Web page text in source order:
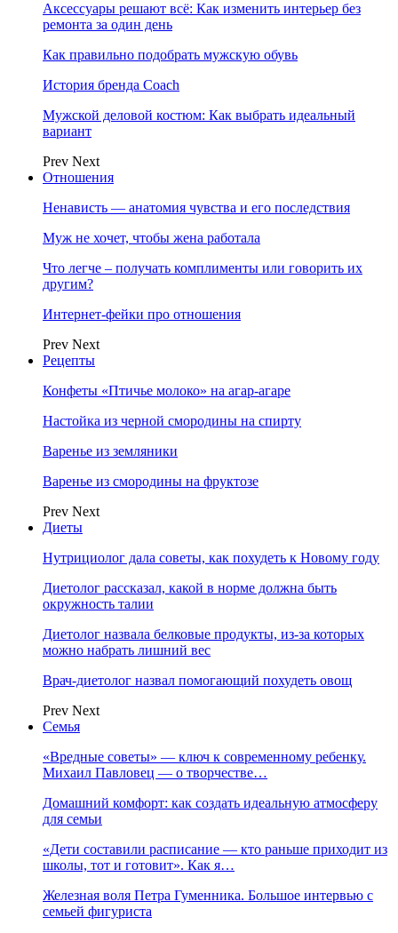
Аксессуары решают всё: Как изменить интерьер без
ремонта за один день
Как правильно подобрать мужскую обувь
История бренда Coach
Мужской деловой костюм: Как выбрать идеальный
вариант
Prev Next
Отношения
Ненависть — анатомия чувства и его последствия
Муж не хочет, чтобы жена работала
Что легче – получать комплименты или говорить их
другим?
Интернет-фейки про отношения
Prev Next
Рецепты
Конфеты «Птичье молоко» на агар-агаре
Настойка из черной смородины на спирту
Варенье из земляники
Варенье из смородины на фруктозе
Prev Next
Диеты
Нутрициолог дала советы, как похудеть к Новому году
Диетолог рассказал, какой в норме должна быть
окружность талии
Диетолог назвала белковые продукты, из-за которых
можно набрать лишний вес
Врач-диетолог назвал помогающий похудеть овощ
Prev Next
Семья
«Вредные советы» — ключ к современному ребенку.
Михаил Павловец — о творчестве…
Домашний комфорт: как создать идеальную атмосферу
для семьи
«Дети составили расписание — кто раньше приходит из
школы, тот и готовит». Как я…
Железная воля Петра Гуменника. Большое интервью с
семьей фигуриста